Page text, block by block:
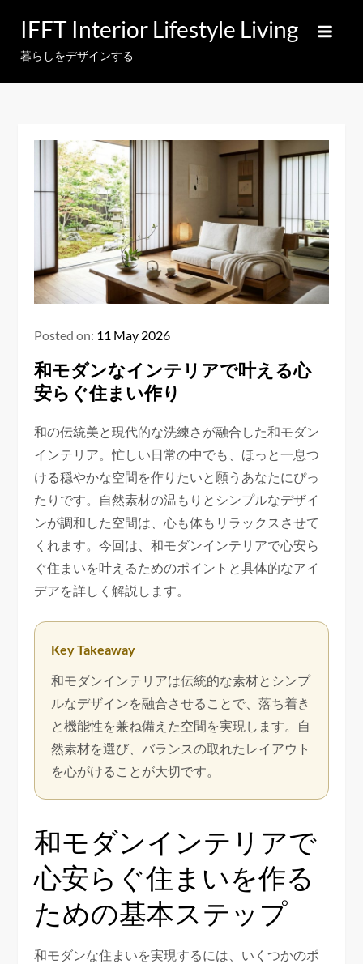
content
IFFT Interior Lifestyle Living
暮らしをデザインする
Posted on: 11 May 2026
和モダンなインテリアで叶える心
安らぐ住まい作り
和の伝統美と現代的な洗練さが融合した和モダン
インテリア。忙しい日常の中でも、ほっと一息つ
ける穏やかな空間を作りたいと願うあなたにぴっ
たりです。自然素材の温もりとシンプルなデザイ
ンが調和した空間は、心も体もリラックスさせて
くれます。今回は、和モダンインテリアで心安ら
ぐ住まいを叶えるためのポイントと具体的なアイ
デアを詳しく解説します。
Key Takeaway
和モダンインテリアは伝統的な素材とシンプ
ルなデザインを融合させることで、落ち着き
と機能性を兼ね備えた空間を実現します。自
然素材を選び、バランスの取れたレイアウト
を心がけることが大切です。
和モダンインテリアで
心安らぐ住まいを作る
ための基本ステップ
和モダンな住まいを実現するには、いくつかのポ